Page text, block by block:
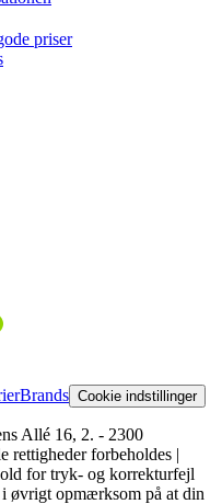
priser
Brands Cookie indstillinger
Allé 16, 2. - 2300
rettigheder forbeholdes |
for tryk- og korrekturfejl
øvrigt opmærksom på at din